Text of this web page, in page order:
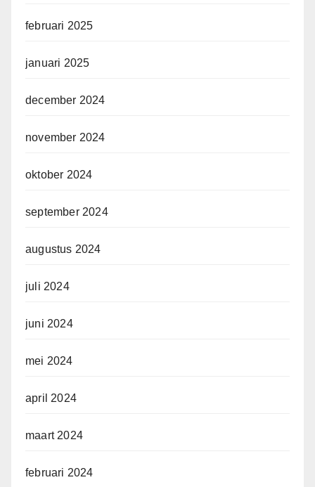
februari 2025
januari 2025
december 2024
november 2024
oktober 2024
september 2024
augustus 2024
juli 2024
juni 2024
mei 2024
april 2024
maart 2024
februari 2024